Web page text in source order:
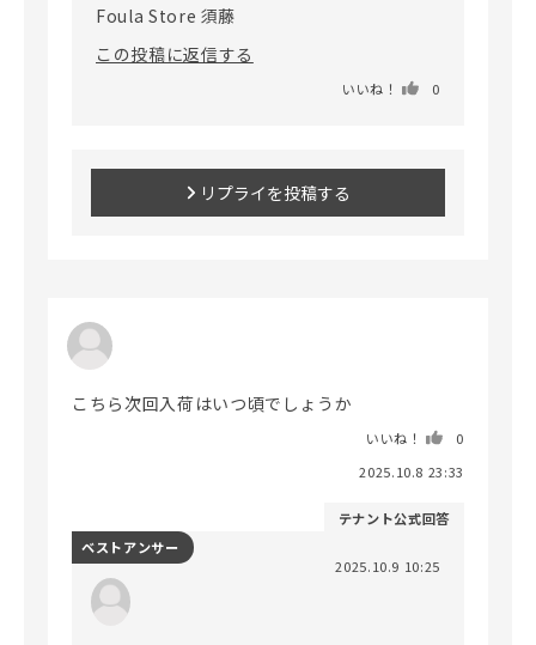
Foula Store 須藤
この投稿に返信する
いいね！ 0
リプライを投稿する
こちら次回入荷はいつ頃でしょうか
いいね！
0
2025.10.8 23:33
2025.10.9 10:25
ベストアンサー
テナント公式回答